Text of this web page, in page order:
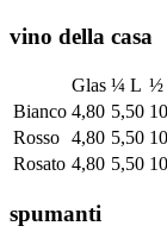
vino della casa
Glas ¼ L ½
Bianco 4,80 5,50
Rosso 4,80 5,50
Rosato 4,80 5,50
spumanti